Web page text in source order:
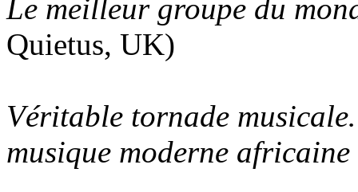
Le meilleur groupe du
Quietus, UK)
Véritable tornade
musique moderne